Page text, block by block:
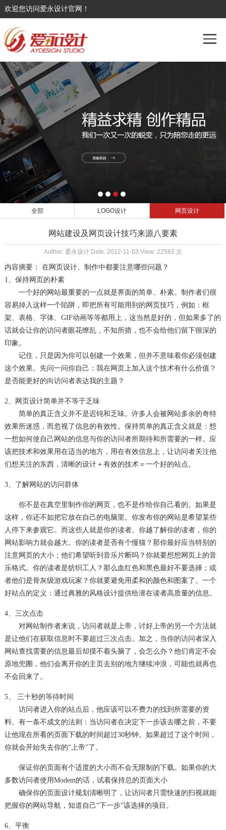
欢迎您访问爱永设计官网！
全部 LOGO设计 网页设计
网站建设及网页设计技巧来源八要素
Author: 爱永设计 Date: 2012-11-03 View: 22582 次
内容摘要： 在网页设计、制作中都要注意哪些问题？
1、保持网页的朴素
一个好的网站最重要的一点就是界面的简单、朴素。制作者们很
容易掉入这样一个陷阱，即把所有可能用到的网页技巧 ，例如：框
架、表格、字体、GIF动画等等都用上，这当然是好的，但如果多了的
话就会让你的访问者眼花缭乱，不知所措，也不会给他们留下很深的
印象。
记住，只是因为你可以创建一个效果，但并不意味着你必须创建
这个效果。先问一问你自己：我在网页上加入这个技术有什么价值？
是否能更好的向访问者表达我的主题？
2、网页设计简单并不等于乏味
简单的真正含义并不是迟钝和乏味。许多人会被网站多余的奇特
效果所迷惑，而忽视了信息的有效性。保持简单的真正含义就是：想
一想如何使自己网站的信息与你的访问者所期待和所需要的一样。应
该把技术和效果用在适当的地方，用在有效信息上，让访问者关注他
们想关注的东西，清晰的设计＋有效的技术＝一个好的站点。
3、了解网站的访问群体
你不是在真空里制作你的网页，也不是作给你自己看的。如果是
这样，你还不如把它放在自己的电脑里。你发布你的网站是希望某些
人停下来参观它。而这些人就是你的读者。你越了解你的读者，你的
网站影响力就会越大。你的读者是否有个慢猫？那你最好应当特别的
注意网页的大小；他们希望听到音乐片断吗？你就要想想网页上的音
乐格式。你的读者是纺织工人？那么血红色和黑色最好不要选择；或
者他们是骨灰级游戏玩家？你就要避免用柔和的颜色和图案了。一个
好站点的定义：通过典雅的风格设计提供给潜在读者高质量的信息。
4、三次点击
对网站制作者来说，访问者就是上帝，讨好上帝的另一个方法就
是让他们在获取信息时不要超过三次点击。加之，当你的访问者深入
网站查找需要的信息最后却摸不着头脑了，会怎么办？他们肯定不会
原地兜圈，他们会离开你的主页去别的地方继续冲浪，可能也就再也
不会回来了。
5、 三十秒的等待时间
访问者进入你的站点后，他应该可以不费力的找到所需要的资
料。有一条不成文的法则：当访问者在决定下一步该去哪之前，不要
让他现在所看的页面下载的时间超过30秒钟。如果超过了这个时间，
你就会开始失去你的“上帝”了。
保证你的页面有个适度的大小而不会无限制的下载。如果你的大
多数访问者使用Modem的话，试着保持总的页面大小
确保你的页面设计规划清晰明了，让访问者只需快速的扫视就能
把握你的网站导航，知道自己“下一步”该选择的项目。
6、平衡